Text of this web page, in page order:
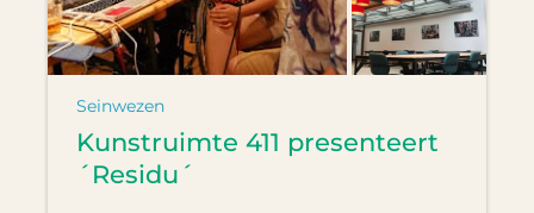
Seinwezen
Kunstruimte 411 presenteert
´Residu´